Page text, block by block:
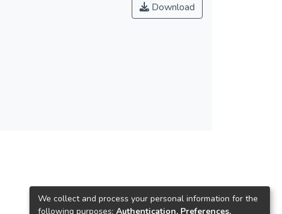
Download
We collect and process your personal information for the
following purposes: Authentication, Preferences,